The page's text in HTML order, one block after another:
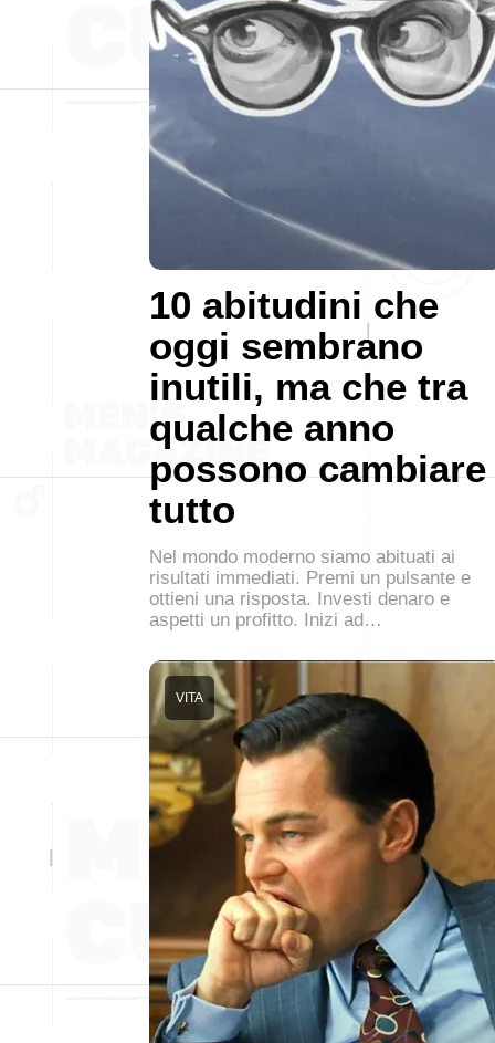
10 abitudini che
oggi sembrano
inutili, ma che tra
qualche anno
possono cambiare
tutto
Nel mondo moderno siamo abituati ai
risultati immediati. Premi un pulsante e
ottieni una risposta. Investi denaro e
aspetti un profitto. Inizi ad…
VITA